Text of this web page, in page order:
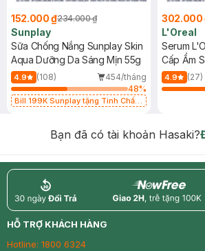
152.000 ₫234.000 ₫
Sunplay
Sữa Chống Nắng Sunplay Skin
Aqua Dưỡng Da Sáng Mịn 55g
4.9 (108)
454/tháng
48%
Bill 199K Sunplay tặng Tinh Chất
302.000
L'Oreal
Serum
Cấp Ẩm
4.9 (27)
Bạn đã có tài khoản Hasaki?
return nowfree
HỖ TRỢ KHÁCH HÀNG
Hotline: 1800 6324